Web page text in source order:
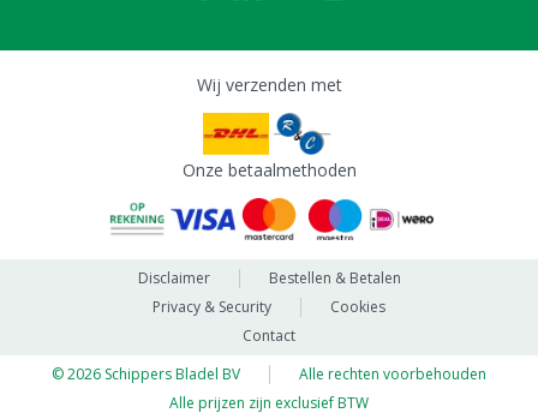
Wij verzenden met
Onze betaalmethoden
Disclaimer
Bestellen & Betalen
Privacy & Security
Cookies
Contact
© 2026 Schippers Bladel BV
Alle rechten voorbehouden
Alle prijzen zijn exclusief BTW